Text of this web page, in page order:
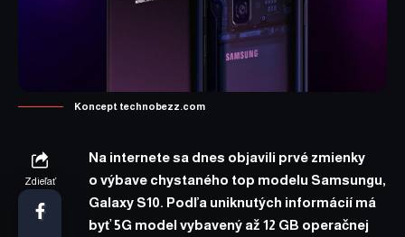
Koncept technobezz.com
Zdieľať
Na internete sa dnes objavili prvé zmienky
o výbave chystaného top modelu Samsungu,
Galaxy S10. Podľa uniknutých informácií má
byť 5G model vybavený až 12 GB operačnej